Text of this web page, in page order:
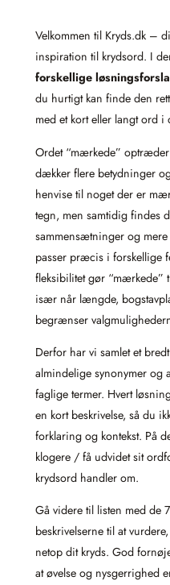
Velkommen til Kryds.dk –
inspiration til krydsord. I
forskellige
du hurtigt kan finde den
med et kort eller langt ord i
Ordet “mærkede”
dækker flere betydninger
henvise til noget der er
tegn, men samtidig findes
sammensætninger og
passer præcis i forskellige
fleksibilitet gør
især når længde,
begrænser
Derfor har vi samlet et
almindelige synonymer og
faglige termer. Hvert
en kort beskrivelse, så du
forklaring og kontekst. På
klogere / få udvidet sit
krydsord handler om.
Gå videre til listen med de
beskrivelserne til at
netop dit kryds. God
at øvelse og nysgerrighed